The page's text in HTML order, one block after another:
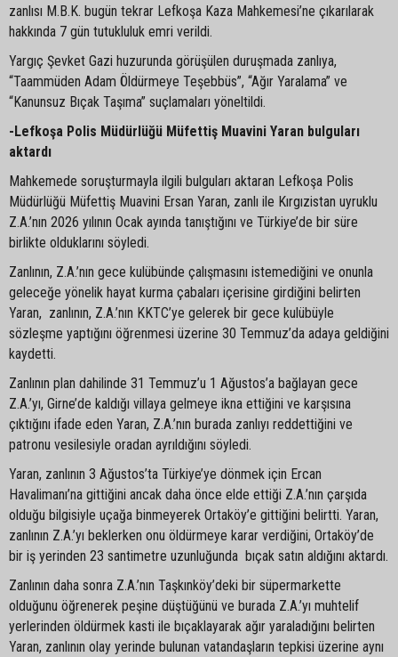
zanlısı M.B.K. bugün tekrar Lefkoşa Kaza Mahkemesi’ne çıkarılarak
hakkında 7 gün tutukluluk emri verildi.
Yargıç Şevket Gazi huzurunda görüşülen duruşmada zanlıya,
“Taammüden Adam Öldürmeye Teşebbüs”, “Ağır Yaralama” ve
“Kanunsuz Bıçak Taşıma” suçlamaları yöneltildi.
-Lefkoşa Polis Müdürlüğü Müfettiş Muavini Yaran bulguları
aktardı
Mahkemede soruşturmayla ilgili bulguları aktaran Lefkoşa Polis
Müdürlüğü Müfettiş Muavini Ersan Yaran, zanlı ile Kırgızistan uyruklu
Z.A.’nın 2026 yılının Ocak ayında tanıştığını ve Türkiye’de bir süre
birlikte olduklarını söyledi.
Zanlının, Z.A.’nın gece kulübünde çalışmasını istemediğini ve onunla
geleceğe yönelik hayat kurma çabaları içerisine girdiğini belirten
Yaran, zanlının, Z.A.’nın KKTC’ye gelerek bir gece kulübüyle
sözleşme yaptığını öğrenmesi üzerine 30 Temmuz’da adaya geldiğini
kaydetti.
Zanlının plan dahilinde 31 Temmuz’u 1 Ağustos’a bağlayan gece
Z.A.’yı, Girne’de kaldığı villaya gelmeye ikna ettiğini ve karşısına
çıktığını ifade eden Yaran, Z.A.’nın burada zanlıyı reddettiğini ve
patronu vesilesiyle oradan ayrıldığını söyledi.
Yaran, zanlının 3 Ağustos’ta Türkiye’ye dönmek için Ercan
Havalimanı’na gittiğini ancak daha önce elde ettiği Z.A.’nın çarşıda
olduğu bilgisiyle uçağa binmeyerek Ortaköy’e gittiğini belirtti. Yaran,
zanlının Z.A.’yı beklerken onu öldürmeye karar verdiğini, Ortaköy’de
bir iş yerinden 23 santimetre uzunluğunda bıçak satın aldığını aktardı.
Zanlının daha sonra Z.A.’nın Taşkınköy’deki bir süpermarkette
olduğunu öğrenerek peşine düştüğünü ve burada Z.A.’yı muhtelif
yerlerinden öldürmek kasti ile bıçaklayarak ağır yaraladığını belirten
Yaran, zanlının olay yerinde bulunan vatandaşların tepkisi üzerine aynı